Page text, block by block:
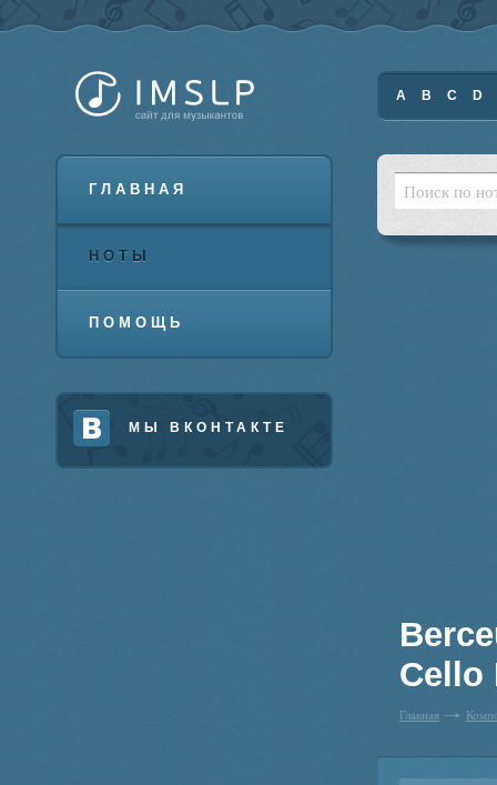
ГЛАВНАЯ
НОТЫ
ПОМОЩЬ
МЫ ВКОНТАКТЕ
A B C D
Cello
Главная